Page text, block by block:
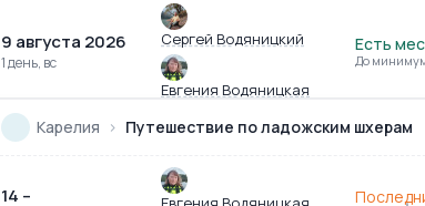
9 августа 2026
1 день, вс
Сергей Водяницкий
Евгения Водяницкая
Есть
До
Карелия › Путешествие по ладожским шхерам
14 –